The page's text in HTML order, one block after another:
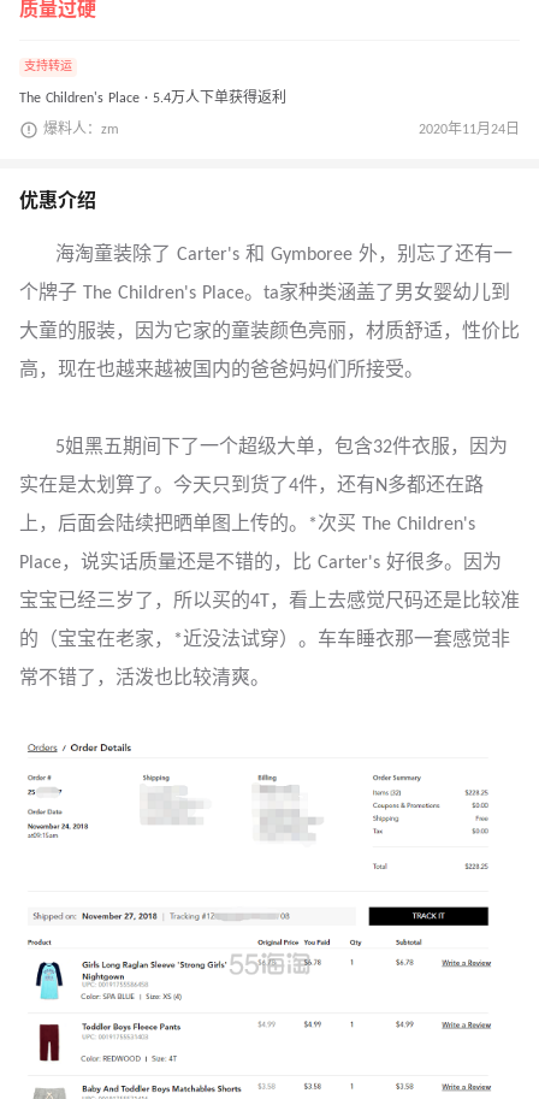
质量过硬
支持转运
The Children's Place · 5.4万人下单获得返利
爆料人：zm 2020年11月24日
优惠介绍
海淘童装除了 Carter's 和 Gymboree 外，别忘了还有一
个牌子 The Children's Place。ta家种类涵盖了男女婴幼儿到
大童的服装，因为它家的童装颜色亮丽，材质舒适，性价比
高，现在也越来越被国内的爸爸妈妈们所接受。
5姐黑五期间下了一个超级大单，包含32件衣服，因为
实在是太划算了。今天只到货了4件，还有N多都还在路
上，后面会陆续把晒单图上传的。*次买 The Children's
Place，说实话质量还是不错的，比 Carter's 好很多。因为
宝宝已经三岁了，所以买的4T，看上去感觉尺码还是比较准
的（宝宝在老家，*近没法试穿）。车车睡衣那一套感觉非
常不错了，活泼也比较清爽。